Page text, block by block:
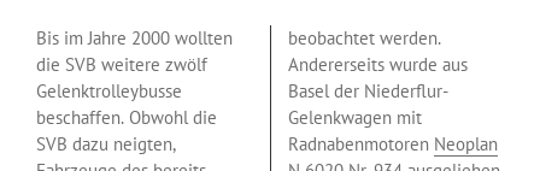
Bis im Jahre 2000 wollten
die SVB weitere zwölf
Gelenktrolleybusse
beschaffen. Obwohl die
SVB dazu neigten,
beobachtet werden.
Andererseits wurde aus
Basel der Niederflur-
Gelenkwagen mit
Radnabenmotoren Neoplan